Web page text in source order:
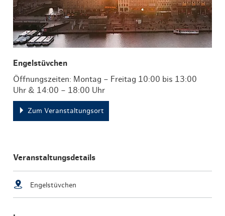
Engelstüvchen
Öffnungszeiten: Montag – Freitag 10:00 bis 13:00
Uhr & 14:00 – 18:00 Uhr
Zum Veranstaltungsort
Veranstaltungsdetails
Engelstüvchen